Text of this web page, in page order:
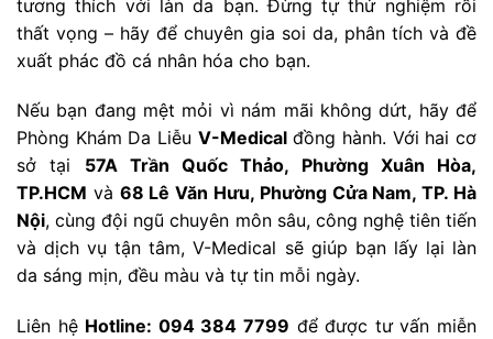
tương thích với làn da bạn. Đừng tự thử nghiệm rồi
thất vọng – hãy để chuyên gia soi da, phân tích và đề
xuất phác đồ cá nhân hóa cho bạn.
Nếu bạn đang mệt mỏi vì nám mãi không dứt, hãy để
Phòng Khám Da Liễu V-Medicalđồng hành. Với hai cơ
sở tại 57A Trần Quốc Thảo, Phường Xuân Hòa,
TP.HCM và 68 Lê Văn Hưu, Phường Cửa Nam, TP. Hà
Nội, cùng đội ngũ chuyên môn sâu, công nghệ tiên tiến
và dịch vụ tận tâm, V-Medical sẽ giúp bạn lấy lại làn
da sáng mịn, đều màu và tự tin mỗi ngày.
Liên hệ Hotline: 094 384 7799 để được tư vấn miễn